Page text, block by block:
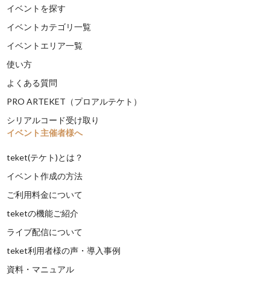
イベントを探す
イベントカテゴリ一覧
イベントエリア一覧
使い方
よくある質問
PRO ARTEKET（プロアルテケト）
シリアルコード受け取り
イベント主催者様へ
teket(テケト)とは？
イベント作成の方法
ご利用料金について
teketの機能ご紹介
ライブ配信について
teket利用者様の声・導入事例
資料・マニュアル